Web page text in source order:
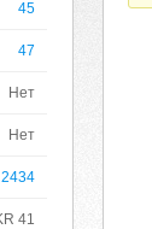
45
47
Нет
Нет
2434
41